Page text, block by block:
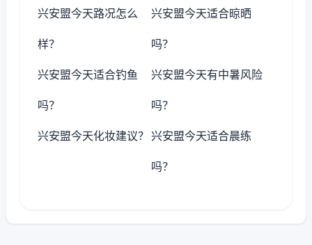
兴安盟今天路况怎么
样？
兴安盟今天适合晾晒
吗？
兴安盟今天适合钓鱼
吗？
兴安盟今天有中暑风险
吗？
兴安盟今天化妆建议？ 兴安盟今天适合晨练
吗？